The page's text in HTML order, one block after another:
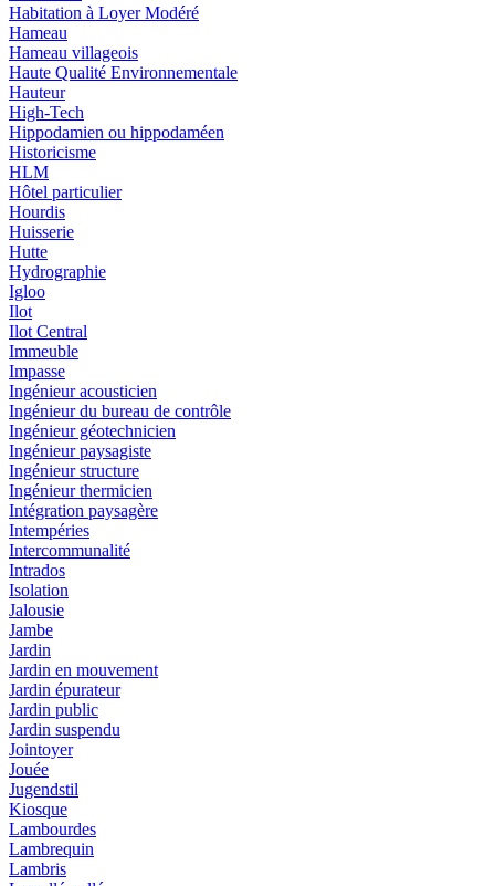
Habitation à Loyer Modéré
Hameau
Hameau villageois
Haute Qualité Environnementale
Hauteur
High-Tech
Hippodamien ou hippodaméen
Historicisme
HLM
Hôtel particulier
Hourdis
Huisserie
Hutte
Hydrographie
Igloo
Ilot
Ilot Central
Immeuble
Impasse
Ingénieur acousticien
Ingénieur du bureau de contrôle
Ingénieur géotechnicien
Ingénieur paysagiste
Ingénieur structure
Ingénieur thermicien
Intégration paysagère
Intempéries
Intercommunalité
Intrados
Isolation
Jalousie
Jambe
Jardin
Jardin en mouvement
Jardin épurateur
Jardin public
Jardin suspendu
Jointoyer
Jouée
Jugendstil
Kiosque
Lambourdes
Lambrequin
Lambris